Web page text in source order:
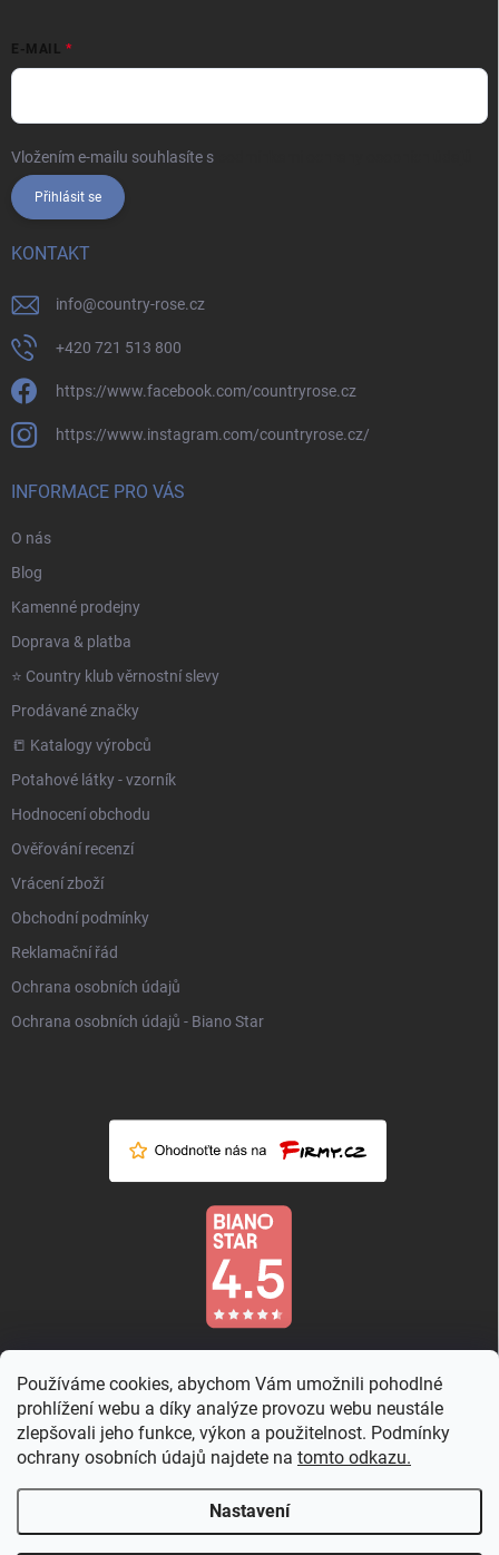
Používáme cookies, abychom Vám umožnili pohodlné
prohlížení webu a díky analýze provozu webu neustále
zlepšovali jeho funkce, výkon a použitelnost. Podmínky
ochrany osobních údajů najdete na tomto odkazu.
Nastavení
E-MAIL
Vložením e-mailu souhlasíte s
Přihlásit se
KONTAKT
info@country-rose.cz
+420 721 513 800
https://www.facebook.com/countryrose.cz
https://www.instagram.com/countryrose.cz/
INFORMACE PRO VÁS
O nás
Blog
Kamenné prodejny
Doprava & platba
⭐️ Country klub věrnostní slevy
Prodávané značky
📒 Katalogy výrobců
Potahové látky - vzorník
Hodnocení obchodu
Ověřování recenzí
Vrácení zboží
Obchodní podmínky
Reklamační řád
Ochrana osobních údajů
Ochrana osobních údajů - Biano Star